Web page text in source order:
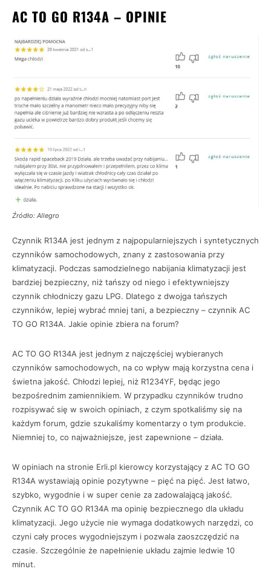
AC TO GO R134A – OPINIE
Źródło: Allegro
Czynnik R134A jest jednym z najpopularniejszych i syntetycznych
czynników samochodowych, znany z zastosowania przy
klimatyzacji. Podczas samodzielnego nabijania klimatyzacji jest
bardziej bezpieczny, niż tańszy od niego i efektywniejszy
czynnik chłodniczy gazu LPG. Dlatego z dwojga tańszych
czynników, lepiej wybrać mniej tani, a bezpieczny – czynnik AC
TO GO R134A. Jakie opinie zbiera na forum?
AC TO GO R134A jest jednym z najczęściej wybieranych
czynników samochodowych, na co wpływ mają korzystna cena i
świetna jakość. Chłodzi lepiej, niż R1234YF, będąc jego
bezpośrednim zamiennikiem. W przypadku czynników trudno
rozpisywać się w swoich opiniach, z czym spotkaliśmy się na
każdym forum, gdzie szukaliśmy komentarzy o tym produkcie.
Niemniej to, co najważniejsze, jest zapewnione – działa.
W opiniach na stronie Erli.pl kierowcy korzystający z AC TO GO
R134A wystawiają opinie pozytywne – pięć na pięć. Jest łatwo,
szybko, wygodnie i w super cenie za zadowalającą jakość.
Czynnik AC TO GO R134A ma opinię bezpiecznego dla układu
klimatyzacji. Jego użycie nie wymaga dodatkowych narzędzi, co
czyni cały proces wygodniejszym i pozwala zaoszczędzić na
czasie. Szczególnie że napełnienie układu zajmie ledwie 10
minut.